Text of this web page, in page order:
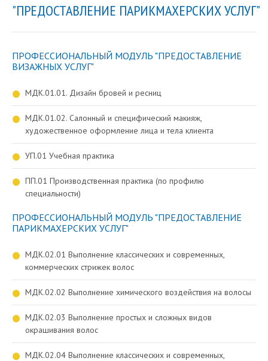
"ПРЕДОСТАВЛЕНИЕ ПАРИКМАХЕРСКИХ УСЛУГ"
ПРОФЕССИОНАЛЬНЫЙ МОДУЛЬ "ПРЕДОСТАВЛЕНИЕ
ВИЗАЖНЫХ УСЛУГ"
МДК.01.01. Дизайн бровей и ресниц
МДК.01.02. Салонный и специфический макияж,
художественное оформление лица и тела клиента
УП.01 Учебная практика
ПП.01 Производственная практика (по профилю
специальности)
ПРОФЕССИОНАЛЬНЫЙ МОДУЛЬ "ПРЕДОСТАВЛЕНИЕ
ПАРИКМАХЕРСКИХ УСЛУГ"
МДК.02.01 Выполнение классических и современных,
коммерческих стрижек волос
МДК.02.02 Выполнение химического воздействия на волосы
МДК.02.03 Выполнение простых и сложных видов
окрашивания волос
МДК.02.04 Выполнение классических и современных,